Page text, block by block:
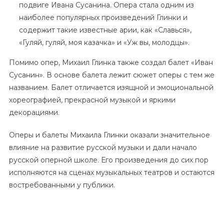
подвиге Ивана Сусанина. Опера стала одним из
наиболее популярных произведений Глинки и
содержит такие известные арии, как «Славься»,
«Гуляй, гуляй, моя казачка» и «Уж вы, молодцы».
Помимо опер, Михаил Глинка также создал балет «Иван
Сусанин». В основе балета лежит сюжет оперы с тем же
названием. Балет отличается изящной и эмоциональной
хореографией, прекрасной музыкой и яркими
декорациями.
Оперы и балеты Михаила Глинки оказали значительное
влияние на развитие русской музыки и дали начало
русской оперной школе. Его произведения до сих пор
исполняются на сценах музыкальных театров и остаются
востребованными у публики.